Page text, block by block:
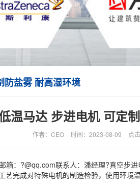
防盐雾 耐高湿环境
温马达 步进电机 可定
作者：CEO 时间：2023-08-09 点击
箱：?@qq.com联系人：潘经理?真空步
艺完成对特殊电机的制造检验，使用环